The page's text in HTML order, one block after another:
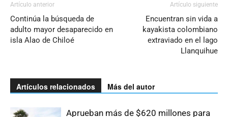
Artículo anterior
Continúa la búsqueda de
adulto mayor desaparecido en
isla Alao de Chiloé
Artículo siguiente
Encuentran sin vida a
kayakista colombiano
extraviado en el lago
Llanquihue
Artículos relacionados Más del autor
Aprueban más de $620 millones para